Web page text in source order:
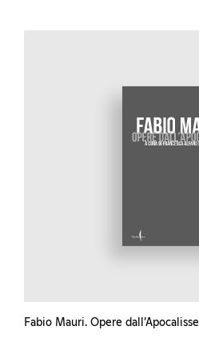
Fabio Mauri. Opere dall’Apocalisse